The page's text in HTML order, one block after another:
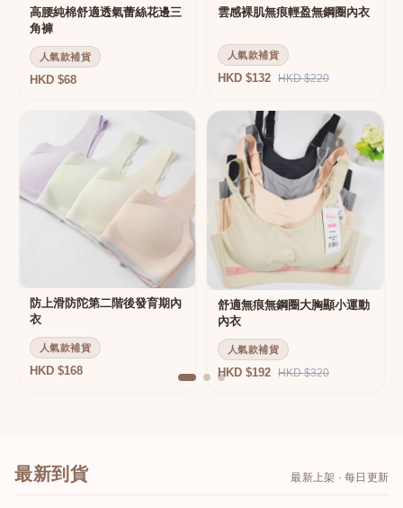
高腰純棉舒適透氣蕾絲花邊三
角褲
人氣款補貨
HKD $68
雲感裸肌無痕輕盈無鋼圈內衣
人氣款補貨
HKD $132 HKD $220
防上滑防陀第二階後發育期內
衣
人氣款補貨
HKD $168
舒適無痕無鋼圈大胸顯小運動
內衣
人氣款補貨
HKD $192 HKD $320
最新到貨 最新上架 · 每日更新